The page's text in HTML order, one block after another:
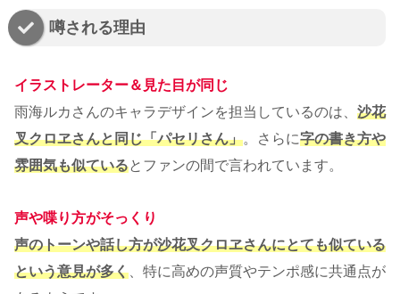
噂される理由
イラストレーター＆見た目が同じ
雨海ルカさんのキャラデザインを担当しているのは、 沙花
叉クロヱさんと同じ「パセリさん」。さらに字の書き方や
雰囲気も似ているとファンの間で言われています。
声や喋り方がそっくり
声のトーンや話し方が沙花叉クロヱさんにとても似ている
という意見が多く 、特に高めの声質やテンポ感に共通点が